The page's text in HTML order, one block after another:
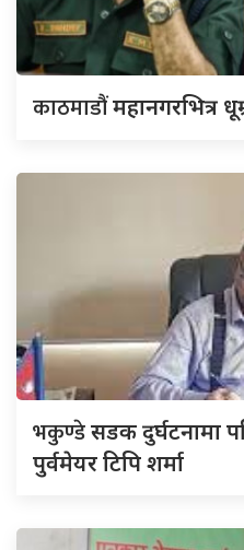
काठमाडौंमहानगरभित्र
भकुण्डेसडक दुर्घटनामा
पुर्वमेयर टिपि शर्मा